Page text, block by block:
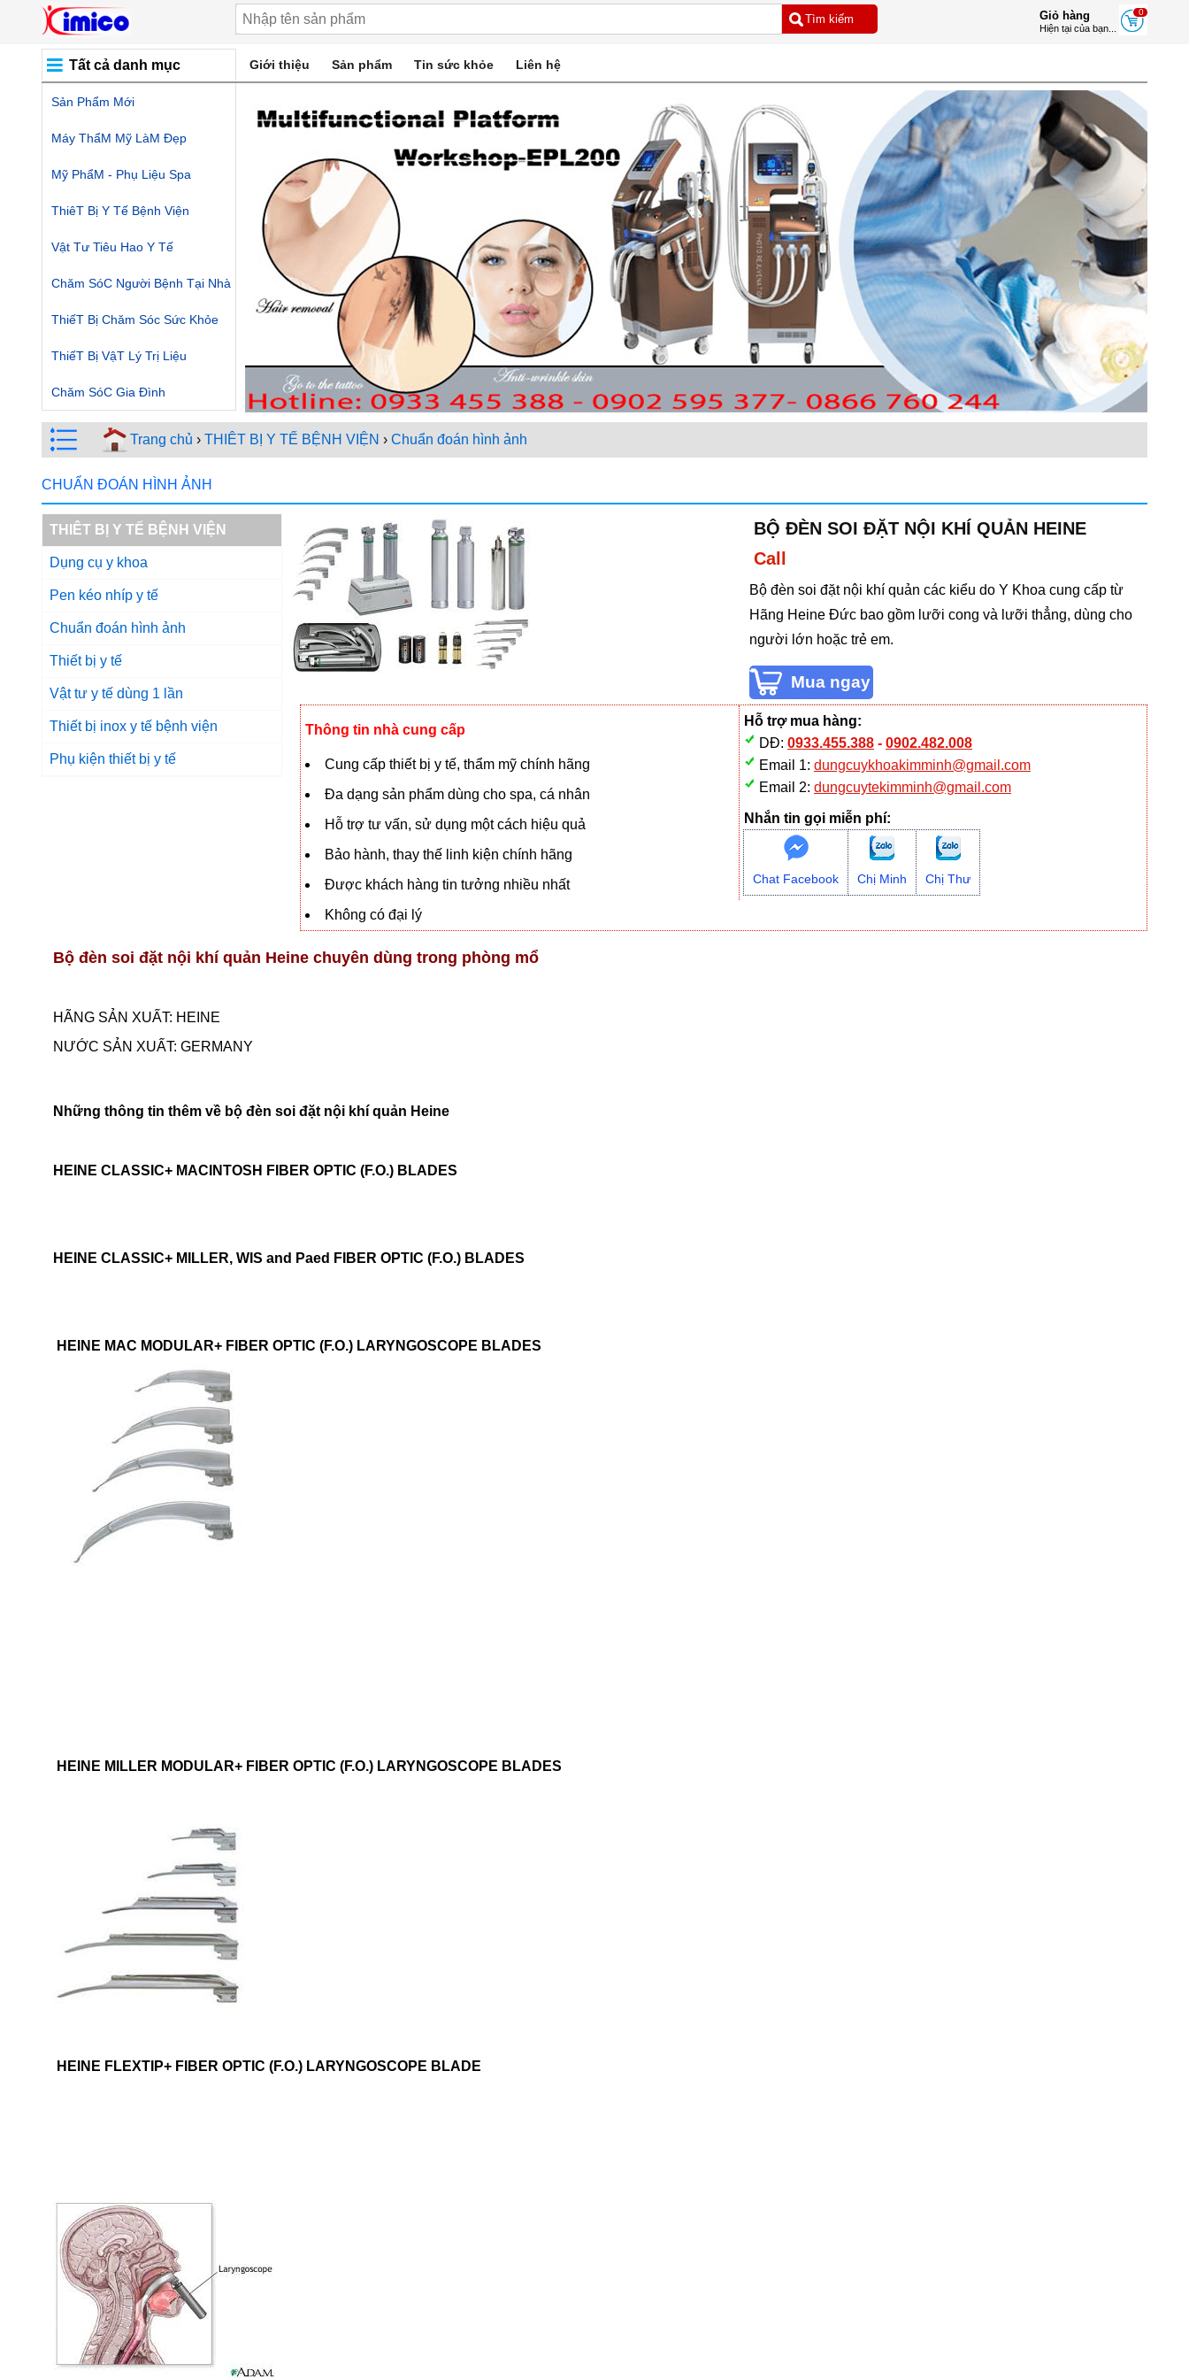
0
Giỏ hàng
Hiện tại của bạn...
Tất cả danh mục Giới thiệu Sản phẩm Tin sức khỏe Liên hệ
Sản Phẩm Mới
Máy ThẩM Mỹ LàM Đẹp
Mỹ PhẩM - Phụ Liệu Spa
ThiêT Bị Y Tế Bệnh Viện
Vật Tư Tiêu Hao Y Tế
Chăm SóC Người Bệnh Tại Nhà
ThiếT Bị Chăm Sóc Sức Khỏe
ThiếT Bị VậT Lý Trị Liệu
Chăm SóC Gia Đình
Trang chủ › THIÊT BỊ Y TẾ BỆNH VIỆN › Chuẩn đoán hình ảnh
CHUẨN ĐOÁN HÌNH ẢNH
THIÊT BỊ Y TẾ BỆNH VIỆN
Dụng cụ y khoa
Pen kéo nhíp y tế
Chuẩn đoán hình ảnh
Thiết bị y tế
Vật tư y tế dùng 1 lần
Thiết bị inox y tế bệnh viện
Phụ kiện thiết bị y tế
BỘ ĐÈN SOI ĐẶT NỘI KHÍ QUẢN HEINE
Call
Bộ đèn soi đặt nội khí quản các kiểu do Y Khoa cung cấp từ
Hãng Heine Đức bao gồm lưỡi cong và lưỡi thẳng, dùng cho
người lớn hoặc trẻ em.
Hỗ trợ mua hàng:
DĐ: 0933.455.388 - 0902.482.008
Email 1: dungcuykhoakimminh@gmail.com
Email 2: dungcuytekimminh@gmail.com
Nhắn tin gọi miễn phí:
Chat Facebook Chị Minh Chị Thư
Thông tin nhà cung cấp
Cung cấp thiết bị y tế, thẩm mỹ chính hãng
Đa dạng sản phẩm dùng cho spa, cá nhân
Hỗ trợ tư vấn, sử dụng một cách hiệu quả
Bảo hành, thay thế linh kiện chính hãng
Được khách hàng tin tưởng nhiều nhất
Không có đại lý
Bộ đèn soi đặt nội khí quản Heine chuyên dùng trong phòng mổ
HÃNG SẢN XUẤT: HEINE
NƯỚC SẢN XUẤT: GERMANY
Những thông tin thêm về bộ đèn soi đặt nội khí quản Heine
HEINE CLASSIC+ MACINTOSH FIBER OPTIC (F.O.) BLADES
HEINE CLASSIC+ MILLER, WIS and Paed FIBER OPTIC (F.O.) BLADES
HEINE MAC MODULAR+ FIBER OPTIC (F.O.) LARYNGOSCOPE BLADES
HEINE MILLER MODULAR+ FIBER OPTIC (F.O.) LARYNGOSCOPE BLADES
HEINE FLEXTIP+ FIBER OPTIC (F.O.) LARYNGOSCOPE BLADE